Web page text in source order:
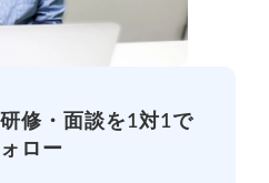
修・面談を1対1で
ロー